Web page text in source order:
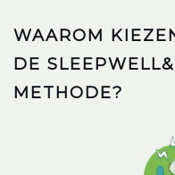
WAAROM
DE
METHODE?